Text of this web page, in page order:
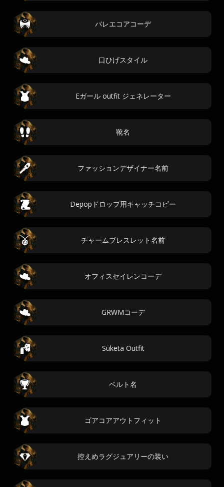
バレエコアコーデ
口ひげスタイル
Eガール outfit ジェネレーター
靴名
ファッションデザイナー名前
Depopドロップ用キャッチコピー
チャームブレスレット名前
オフィスセイレンコーデ
GRWMコーデ
Suketa Outfit
ベルト名
ゴアコアアウトフィット
控えめラグジュアリーの装い